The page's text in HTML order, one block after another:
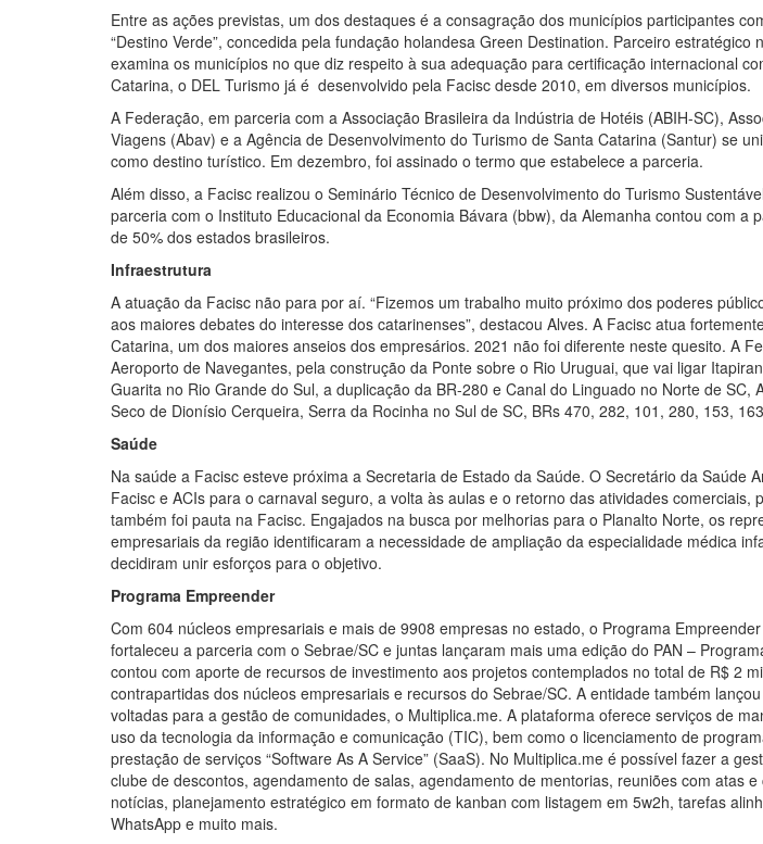
Entre as ações previstas, um dos destaques é a consagração dos municípios participantes
“Destino Verde”, concedida pela fundação holandesa Green Destination. Parceiro estratégico
examina os municípios no que diz respeito à sua adequação para certificação internacional
Catarina, o DEL Turismo já é desenvolvido pela Facisc desde 2010, em diversos municípios.
A Federação, em parceria com a Associação Brasileira da Indústria de Hotéis (ABIH-SC),
Viagens (Abav) e a Agência de Desenvolvimento do Turismo de Santa Catarina (Santur) se
como destino turístico. Em dezembro, foi assinado o termo que estabelece a parceria.
Além disso, a Facisc realizou o Seminário Técnico de Desenvolvimento do Turismo
parceria com o Instituto Educacional da Economia Bávara (bbw), da Alemanha contou com a
de 50% dos estados brasileiros.
Infraestrutura
A atuação da Facisc não para por aí. “Fizemos um trabalho muito próximo dos poderes
aos maiores debates do interesse dos catarinenses”, destacou Alves. A Facisc atua
Catarina, um dos maiores anseios dos empresários. 2021 não foi diferente neste quesito. A
Aeroporto de Navegantes, pela construção da Ponte sobre o Rio Uruguai, que vai ligar
Guarita no Rio Grande do Sul, a duplicação da BR-280 e Canal do Linguado no Norte de SC,
Seco de Dionísio Cerqueira, Serra da Rocinha no Sul de SC, BRs 470, 282, 101, 280, 153,
Saúde
Na saúde a Facisc esteve próxima a Secretaria de Estado da Saúde. O Secretário da Saúde
Facisc e ACIs para o carnaval seguro, a volta às aulas e o retorno das atividades comerciais,
também foi pauta na Facisc. Engajados na busca por melhorias para o Planalto Norte, os
empresariais da região identificaram a necessidade de ampliação da especialidade médica
decidiram unir esforços para o objetivo.
Programa Empreender
Com 604 núcleos empresariais e mais de 9908 empresas no estado, o Programa
fortaleceu a parceria com o Sebrae/SC e juntas lançaram mais uma edição do PAN –
contou com aporte de recursos de investimento aos projetos contemplados no total de R$ 2
contrapartidas dos núcleos empresariais e recursos do Sebrae/SC. A entidade também
voltadas para a gestão de comunidades, o Multiplica.me. A plataforma oferece serviços de
uso da tecnologia da informação e comunicação (TIC), bem como o licenciamento de
prestação de serviços “Software As A Service” (SaaS). No Multiplica.me é possível fazer a
clube de descontos, agendamento de salas, agendamento de mentorias, reuniões com atas
notícias, planejamento estratégico em formato de kanban com listagem em 5w2h, tarefas
WhatsApp e muito mais.